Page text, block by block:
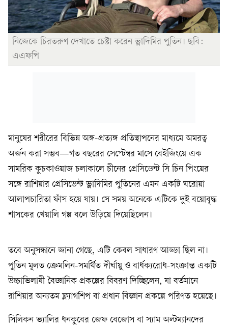
নিজেকে চিরতরুণ দেখাতে চেষ্টা করেন ভ্লাদিমির পুতিন। ছবি:
এএফপি
মানুষের শরীরের বিভিন্ন অঙ্গ-প্রত্যঙ্গ প্রতিস্থাপনের মাধ্যমে অমরত্ব
অর্জন করা সম্ভব—গত বছরের সেপ্টেম্বর মাসে বেইজিংয়ে এক
সামরিক কুচকাওয়াজ চলাকালে চীনের প্রেসিডেন্ট সি চিন পিংয়ের
সঙ্গে রাশিয়ার প্রেসিডেন্ট ভ্লাদিমির পুতিনের এমন একটি ঘরোয়া
আলাপচারিতা ফাঁস হয়ে যায়। সে সময় অনেকে এটিকে দুই বয়োবৃদ্ধ
শাসকের খেয়ালি গল্প বলে উড়িয়ে দিয়েছিলেন।
তবে অনুসন্ধানে জানা গেছে, এটি কেবল সাধারণ আড্ডা ছিল না।
পুতিন মূলত ক্রেমলিন-সমর্থিত দীর্ঘায়ু ও বার্ধক্যরোধ-সংক্রান্ত একটি
উচ্চাভিলাষী বৈজ্ঞানিক প্রকল্পের বিবরণ দিচ্ছিলেন, যা বর্তমানে
রাশিয়ার অন্যতম ফ্ল্যাগশিপ বা প্রধান বিজ্ঞান প্রকল্পে পরিণত হয়েছে।
সিলিকন ভ্যালির ধনকুবের জেফ বেজোস বা স্যাম অল্টম্যানদের